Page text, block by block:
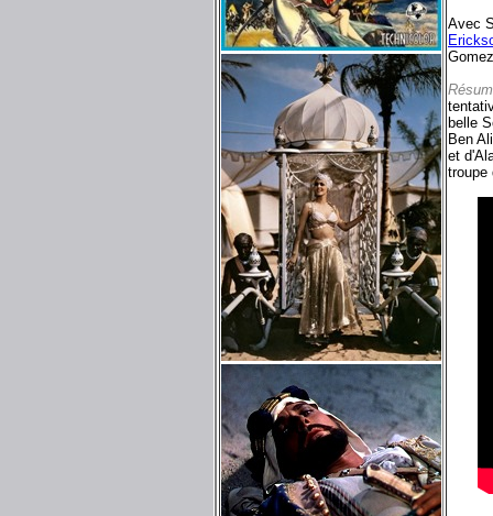
Avec
belle
Ben
et
troupe